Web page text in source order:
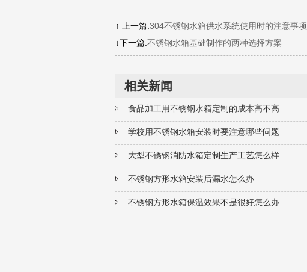
↑ 上一篇:304不锈钢水箱供水系统使用时的注意事项
↓下一篇:不锈钢水箱基础制作的两种选择方案
相关新闻
食品加工用不锈钢水箱定制的成本高不高
学校用不锈钢水箱安装时要注意哪些问题
大型不锈钢消防水箱定制生产工艺怎么样
不锈钢方形水箱安装后漏水怎么办
不锈钢方形水箱保温效果不是很好怎么办